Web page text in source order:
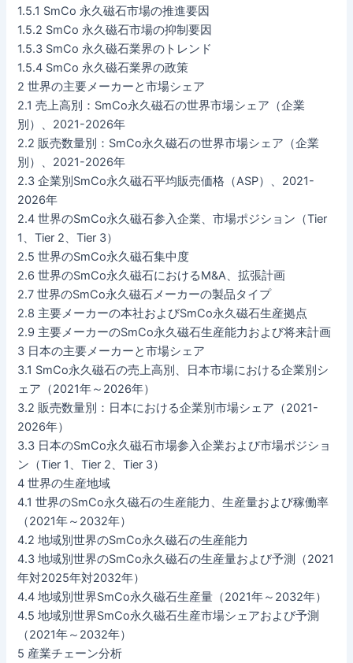
1.5.1 SmCo 永久磁石市場の推進要因
1.5.2 SmCo 永久磁石市場の抑制要因
1.5.3 SmCo 永久磁石業界のトレンド
1.5.4 SmCo 永久磁石業界の政策
2 世界の主要メーカーと市場シェア
2.1 売上高別：SmCo永久磁石の世界市場シェア（企業
別）、2021-2026年
2.2 販売数量別：SmCo永久磁石の世界市場シェア（企業
別）、2021-2026年
2.3 企業別SmCo永久磁石平均販売価格（ASP）、2021-
2026年
2.4 世界のSmCo永久磁石参入企業、市場ポジション（Tier
1、Tier 2、Tier 3）
2.5 世界のSmCo永久磁石集中度
2.6 世界のSmCo永久磁石におけるM&A、拡張計画
2.7 世界のSmCo永久磁石メーカーの製品タイプ
2.8 主要メーカーの本社およびSmCo永久磁石生産拠点
2.9 主要メーカーのSmCo永久磁石生産能力および将来計画
3 日本の主要メーカーと市場シェア
3.1 SmCo永久磁石の売上高別、日本市場における企業別シ
ェア（2021年～2026年）
3.2 販売数量別：日本における企業別市場シェア（2021-
2026年）
3.3 日本のSmCo永久磁石市場参入企業および市場ポジショ
ン（Tier 1、Tier 2、Tier 3）
4 世界の生産地域
4.1 世界のSmCo永久磁石の生産能力、生産量および稼働率
（2021年～2032年）
4.2 地域別世界のSmCo永久磁石の生産能力
4.3 地域別世界のSmCo永久磁石の生産量および予測（2021
年対2025年対2032年）
4.4 地域別世界SmCo永久磁石生産量（2021年～2032年）
4.5 地域別世界SmCo永久磁石生産市場シェアおよび予測
（2021年～2032年）
5 産業チェーン分析